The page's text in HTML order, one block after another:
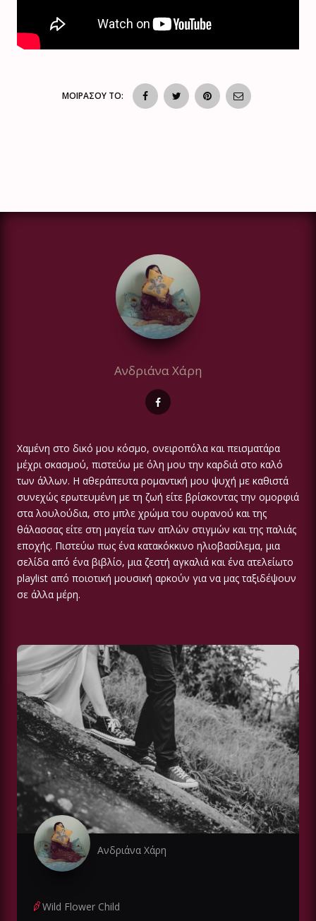
ΜΟΙΡΑΣΟΥ ΤΟ:
Ανδριάνα Χάρη
Χαμένη στο δικό μου κόσμο, ονειροπόλα και πεισματάρα
μέχρι σκασμού, πιστεύω με όλη μου την καρδιά στο καλό
των άλλων. Η αθεράπευτα ρομαντική μου ψυχή με καθιστά
συνεχώς ερωτευμένη με τη ζωή είτε βρίσκοντας την ομορφιά
στα λουλούδια, στο μπλε χρώμα του ουρανού και της
θάλασσας είτε στη μαγεία των απλών στιγμών και της παλιάς
εποχής. Πιστεύω πως ένα κατακόκκινο ηλιοβασίλεμα, μια
σελίδα από ένα βιβλίο, μια ζεστή αγκαλιά και ένα ατελείωτο
playlist από ποιοτική μουσική αρκούν για να μας ταξιδέψουν
σε άλλα μέρη.
Ανδριάνα Χάρη
Wild Flower Child